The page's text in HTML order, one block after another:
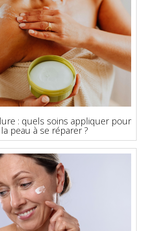
: quels soins appliquer pour
peau à se réparer ?